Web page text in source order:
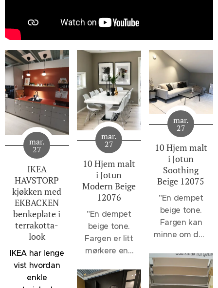
mar.
27
IKEA
HAVSTORP
kjøkken med
EKBACKEN
benkeplate i
terrakotta-
look
IKEA har lenge
vist hvordan
enkle
mar.
27
10 Hjem malt
i Jotun
Modern Beige
12076
"En dempet
beige tone.
Fargen er litt
mørkere enn
Soothing
mar.
27
10 Hjem malt
i Jotun
Soothing
Beige 12075
"En dempet
beige tone.
Fargen kan
minne om den
Sand, men vil
oppleves et
snev mer